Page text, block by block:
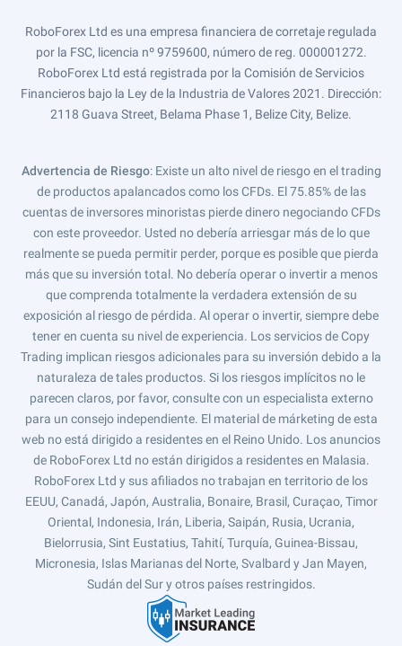
RoboForex Ltd es una empresa financiera de corretaje regulada
por la FSC, licencia nº 9759600, número de reg. 000001272.
RoboForex Ltd está registrada por la Comisión de Servicios
Financieros bajo la Ley de la Industria de Valores 2021. Dirección:
2118 Guava Street, Belama Phase 1, Belize City, Belize.
Advertencia de Riesgo: Existe un alto nivel de riesgo en el trading
de productos apalancados como los CFDs. El 75.85% de las
cuentas de inversores minoristas pierde dinero negociando CFDs
con este proveedor. Usted no debería arriesgar más de lo que
realmente se pueda permitir perder, porque es posible que pierda
más que su inversión total. No debería operar o invertir a menos
que comprenda totalmente la verdadera extensión de su
exposición al riesgo de pérdida. Al operar o invertir, siempre debe
tener en cuenta su nivel de experiencia. Los servicios de Copy
Trading implican riesgos adicionales para su inversión debido a la
naturaleza de tales productos. Si los riesgos implícitos no le
parecen claros, por favor, consulte con un especialista externo
para un consejo independiente. El material de márketing de esta
web no está dirigido a residentes en el Reino Unido. Los anuncios
de RoboForex Ltd no están dirigidos a residentes en Malasia.
RoboForex Ltd y sus afiliados no trabajan en territorio de los
EEUU, Canadá, Japón, Australia, Bonaire, Brasil, Curaçao, Timor
Oriental, Indonesia, Irán, Liberia, Saipán, Rusia, Ucrania,
Bielorrusia, Sint Eustatius, Tahití, Turquía, Guinea-Bissau,
Micronesia, Islas Marianas del Norte, Svalbard y Jan Mayen,
Sudán del Sur y otros países restringidos.